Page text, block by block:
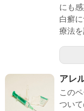
にも
白癬
療法を
アレ
この
つい